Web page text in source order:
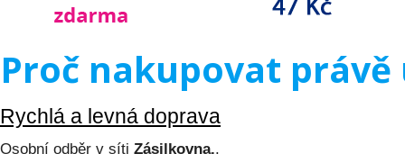
Proč nakupovat právě
Rychlá a levná doprava
Osobní odběr v síti Zásilkovna..